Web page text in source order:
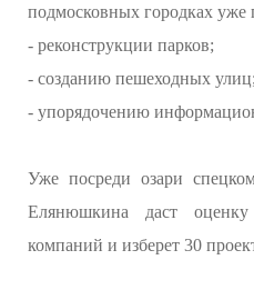
подмосковных городках уже
- реконструкции парков;
- созданию пешеходных улиц;
- упорядочению
Уже посреди озари
Елянюшкина даст оценку
компаний и изберет 30